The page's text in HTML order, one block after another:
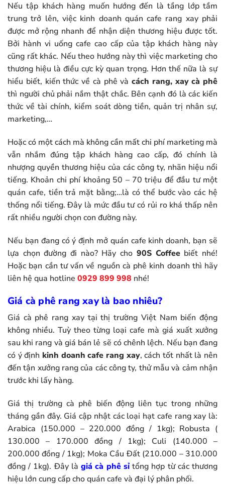
Nếu tập khách hàng muốn hướng đến là tầng lớp tầm
trung trở lên, việc kinh doanh quán cafe rang xay phải
được mở rộng nhanh để nhận diện thương hiệu được tốt.
Bởi hành vi uống cafe cao cấp của tập khách hàng này
cũng rất khác. Nếu theo hướng này thì việc marketing cho
thương hiệu là điều cực kỳ quan trọng. Hơn thế nữa là sự
hiểu biết, kiến thức về cà phê và cách rang, xay cà phê
thì người chủ phải nắm thật chắc. Bên cạnh đó là các kiến
thức về tài chính, kiểm soát dòng tiền, quản trị nhân sự,
marketing,…
Hoặc có một cách mà không cần mất chi phí marketing mà
vẫn nhắm đúng tập khách hàng cao cấp, đó chính là
nhượng quyền thương hiệu của các công ty, nhãn hiệu nổi
tiếng. Khoản chi phí khoảng 50 – 70 triệu để đầu tư một
quán cafe, tiền trả mặt bằng;…là có thể bước vào các hệ
thống nổi tiếng. Đây là mức đầu tư có rủi ro khá thấp nên
rất nhiều người chọn con đường này.
Nếu bạn đang có ý định mở quán cafe kinh doanh, bạn sẽ
lựa chọn đường đi nào? Hãy cho 90S Coffeebiết nhé!
Hoặc bạn cần tư vấn về nguồn cà phê kinh doanh thì hãy
liên hệ qua hotline 0929 899 998 nhé!
Giá cà phê rang xay là bao nhiêu?
Giá cà phê rang xay tại thị trường Việt Nam biến động
không nhiều. Tuỳ theo từng loại cafe mà giá xuất xưởng
sau khi rang và giá bán lẻ sẽ có chênh lệch. Nếu bạn đang
có ý định kinh doanh cafe rang xay, cách tốt nhất là nên
đến tận xưởng rang của các công ty, thử mẫu và cảm nhận
trước khi lấy hàng.
Giá thị trường cà phê biến động liên tục trong những
tháng gần đây. Giá cập nhật các loại hạt cafe rang xay là:
Arabica (150.000 – 220.000 đồng / 1kg); Robusta (
130.000 – 170.000 đồng / 1kg); Culi (140.000 –
200.000 đồng / 1kg); Moka Cầu Đất (210.000 – 310.000
đồng / 1kg). Đây làgiá cà phê sỉtổng hợp từ các thương
hiệu lớn cung cấp cho quán cafe và đại lý phân phối.